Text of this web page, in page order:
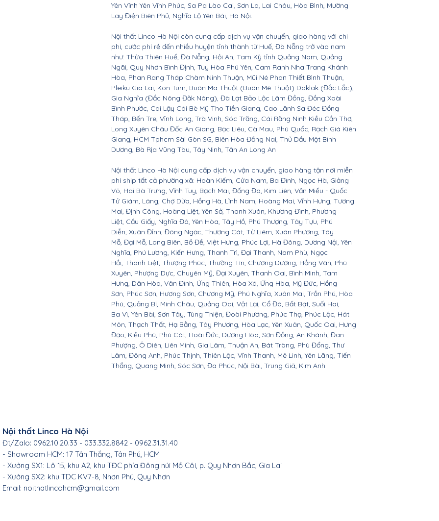
Yên Vĩnh Yên Vĩnh Phúc, Sa Pa Lào Cai, Sơn La, Lai Châu, Hòa Bình, Mường
Lay Điện Biên Phủ, Nghĩa Lộ Yên Bái, Hà Nội.
Nội thất Linco Hà Nội còn cung cấp dịch vụ vận chuyển, giao hàng với chi
phí, cước phí rẻ đến nhiều huyện tỉnh thành từ Huế, Đà Nẵng trở vào nam
như: Thừa Thiên Huế, Đà Nẵng, Hội An, Tam Kỳ tỉnh Quảng Nam, Quảng
Ngãi, Quy Nhơn Bình Định, Tuy Hòa Phú Yên, Cam Ranh Nha Trang Khánh
Hòa, Phan Rang Tháp Chàm Ninh Thuận, Mũi Né Phan Thiết Bình Thuận,
Pleiku Gia Lai, Kon Tum, Buôn Ma Thuột (Buôn Mê Thuột) Daklak (Đắc Lắc),
Gia Nghĩa (Đắc Nông Đăk Nông), Đà Lạt Bảo Lộc Lâm Đồng, Đồng Xoài
Bình Phước, Cai Lậy Cái Bè Mỹ Tho Tiền Giang, Cao Lãnh Sa Đéc Đồng
Tháp, Bến Tre, Vĩnh Long, Trà Vinh, Sóc Trăng, Cái Răng Ninh Kiều Cần Thơ,
Long Xuyên Châu Đốc An Giang, Bạc Liêu, Cà Mau, Phú Quốc, Rạch Giá Kiên
Giang, HCM Tphcm Sài Gòn SG, Biên Hòa Đồng Nai, Thủ Dầu Một Bình
Dương, Bà Rịa Vũng Tàu, Tây Ninh, Tân An Long An
Nội thất Linco Hà Nội cung cấp dịch vụ vận chuyển, giao hàng tận nơi miễn
phí ship tất cả phường xã: Hoàn Kiếm, Cửa Nam, Ba Đình, Ngọc Hà, Giảng
Võ, Hai Bà Trưng, Vĩnh Tuy, Bạch Mai, Đống Đa, Kim Liên, Văn Miếu - Quốc
Tử Giám, Láng, Chợ Dừa, Hồng Hà, Lĩnh Nam, Hoàng Mai, Vĩnh Hưng, Tương
Mai, Định Công, Hoàng Liệt, Yên Sở, Thanh Xuân, Khương Đình, Phương
Liệt, Cầu Giấy, Nghĩa Đô, Yên Hòa, Tây Hồ, Phú Thượng, Tây Tựu, Phú
Diễn, Xuân Đỉnh, Đông Ngạc, Thượng Cát, Từ Liêm, Xuân Phương, Tây
Mỗ, Đại Mỗ, Long Biên, Bồ Đề, Việt Hưng, Phúc Lợi, Hà Đông, Dương Nội, Yên
Nghĩa, Phú Lương, Kiến Hưng, Thanh Trì, Đại Thanh, Nam Phù, Ngọc
Hồi, Thanh Liệt, Thượng Phúc, Thường Tín, Chương Dương, Hồng Vân, Phú
Xuyên, Phượng Dực, Chuyên Mỹ, Đại Xuyên, Thanh Oai, Bình Minh, Tam
Hưng, Dân Hòa, Vân Đình, Ứng Thiên, Hòa Xá, Ứng Hòa, Mỹ Đức, Hồng
Sơn, Phúc Sơn, Hương Sơn, Chương Mỹ, Phú Nghĩa, Xuân Mai, Trần Phú, Hòa
Phú, Quảng Bị, Minh Châu, Quảng Oai, Vật Lại, Cổ Đô, Bất Bạt, Suối Hai,
Ba Vì, Yên Bài, Sơn Tây, Tùng Thiện, Đoài Phương, Phúc Thọ, Phúc Lộc, Hát
Môn, Thạch Thất, Hạ Bằng, Tây Phương, Hòa Lạc, Yên Xuân, Quốc Oai, Hưng
Đạo, Kiều Phú, Phú Cát, Hoài Đức, Dương Hòa, Sơn Đồng, An Khánh, Đan
Phượng, Ô Diên, Liên Minh, Gia Lâm, Thuận An, Bát Tràng, Phù Đổng, Thư
Lâm, Đông Anh, Phúc Thịnh, Thiên Lộc, Vĩnh Thanh, Mê Linh, Yên Lãng, Tiến
Thắng, Quang Minh, Sóc Sơn, Đa Phúc, Nội Bài, Trung Giã, Kim Anh
Nội thất Linco Hà Nội
Đt/Zalo: 0962.10.20.33 - 033.332.8842 - 0962.31.31.40
- Showroom HCM: 17 Tân Thắng, Tân Phú, HCM
- Xưởng SX1: Lô 15, khu A2, khu TĐC phía Đông núi Mồ Côi, p. Quy Nhơn Bắc, Gia Lai
- Xưởng SX2: khu TDC KV7-8, Nhơn Phú, Quy Nhơn
Email: noithatlincohcm@gmail.com